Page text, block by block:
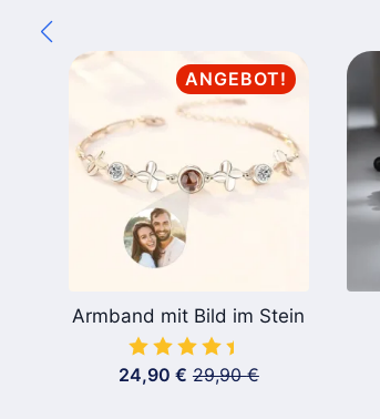
ANGEBOT!
Armband mit Bild im Stein
29,90€
Ursprünglicher
24,90 € Aktueller